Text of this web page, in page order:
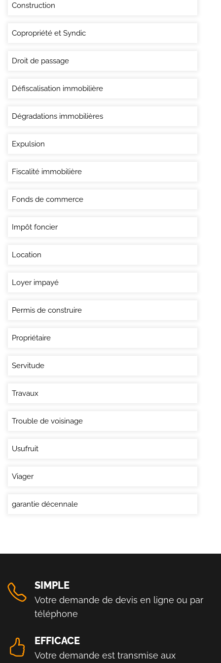
Construction
Copropriété et Syndic
Droit de passage
Défiscalisation immobilière
Dégradations immobilières
Expulsion
Fiscalité immobilière
Fonds de commerce
Impôt foncier
Location
Loyer impayé
Permis de construire
Propriétaire
Servitude
Travaux
Trouble de voisinage
Usufruit
Viager
garantie décennale
SIMPLE
Votre demande de devis en ligne ou par
téléphone
EFFICACE
Votre demande est transmise aux